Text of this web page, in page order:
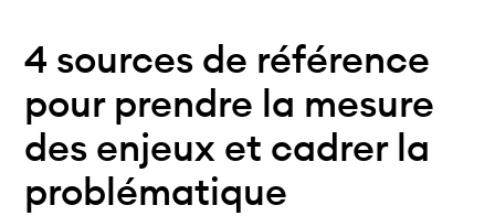
4 sources de référence
pour prendre la mesure
des enjeux et cadrer la
problématique